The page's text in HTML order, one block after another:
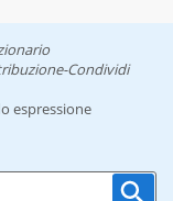
Condividi
espressione